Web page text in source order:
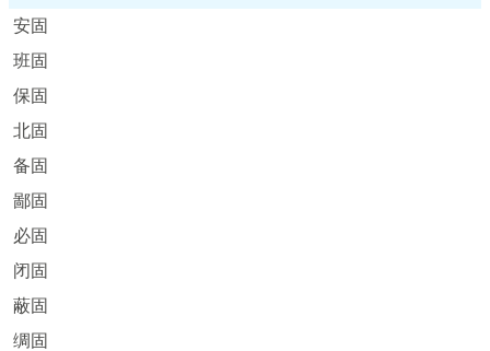
安固
班固
保固
北固
备固
鄙固
必固
闭固
蔽固
绸固